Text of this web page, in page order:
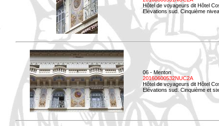
Hôtel de voyageurs dit Hôtel
Elévations sud. Cinquième
06 - Menton
20160600532NUC2A
Hôtel de voyageurs dit Hôtel
Elévations sud. Cinquième et